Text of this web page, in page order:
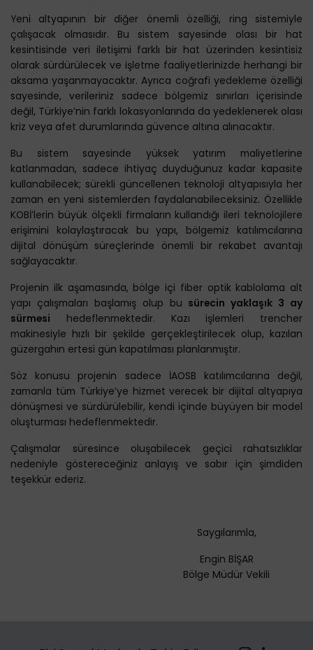
Yeni altyapının bir diğer önemli özelliği, ring sistemiyle
çalışacak olmasıdır. Bu sistem sayesinde olası bir hat
kesintisinde veri iletişimi farklı bir hat üzerinden kesintisiz
olarak sürdürülecek ve işletme faaliyetlerinizde herhangi bir
aksama yaşanmayacaktır. Ayrıca coğrafi yedekleme özelliği
sayesinde, verileriniz sadece bölgemiz sınırları içerisinde
değil, Türkiye’nin farklı lokasyonlarında da yedeklenerek olası
kriz veya afet durumlarında güvence altına alınacaktır.
Bu sistem sayesinde yüksek yatırım maliyetlerine
katlanmadan, sadece ihtiyaç duyduğunuz kadar kapasite
kullanabilecek; sürekli güncellenen teknoloji altyapısıyla her
zaman en yeni sistemlerden faydalanabileceksiniz. Özellikle
KOBİ’lerin büyük ölçekli firmaların kullandığı ileri teknolojilere
erişimini kolaylaştıracak bu yapı, bölgemiz katılımcılarına
dijital dönüşüm süreçlerinde önemli bir rekabet avantajı
sağlayacaktır.
Projenin ilk aşamasında, bölge içi fiber optik kablolama alt
yapı çalışmaları başlamış olup bu sürecin yaklaşık 3 ay
sürmesi hedeflenmektedir. Kazı işlemleri trencher
makinesiyle hızlı bir şekilde gerçekleştirilecek olup, kazılan
güzergahın ertesi gün kapatılması planlanmıştır.
Söz konusu projenin sadece İAOSB katılımcılarına değil,
zamanla tüm Türkiye’ye hizmet verecek bir dijital altyapıya
dönüşmesi ve sürdürülebilir, kendi içinde büyüyen bir model
oluşturması hedeflenmektedir.
Çalışmalar süresince oluşabilecek geçici rahatsızlıklar
nedeniyle göstereceğiniz anlayış ve sabır için şimdiden
teşekkür ederiz.
Saygılarımla,
Engin BİŞAR
Bölge Müdür Vekili